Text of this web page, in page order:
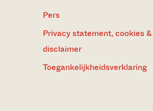
Pers
Privacy statement, cookies &
disclaimer
Toegankelijkheidsverklaring